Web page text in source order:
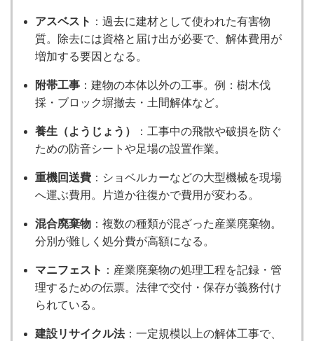
アスベスト ：過去に建材として使われた有害物
質。除去には資格と届け出が必要で、解体費用が
増加する要因となる。
附帯工事 ：建物の本体以外の工事。例：樹木伐
採・ブロック塀撤去・土間解体など。
養生（ようじょう）
：工事中の飛散や破損を防ぐ
ための防音シートや足場の設置作業。
重機回送費 ：ショベルカーなどの大型機械を現場
へ運ぶ費用。片道か往復かで費用が変わる。
混合廃棄物 ：複数の種類が混ざった産業廃棄物。
分別が難しく処分費が高額になる。
マニフェスト ：産業廃棄物の処理工程を記録・管
理するための伝票。法律で交付・保存が義務付け
られている。
建設リサイクル法：一定規模以上の解体工事で、